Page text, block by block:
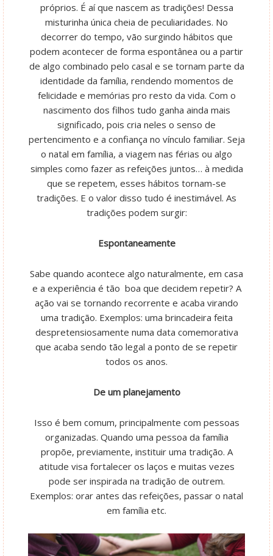
próprios. É aí que nascem as tradições! Dessa
misturinha única cheia de peculiaridades. No
decorrer do tempo, vão surgindo hábitos que
podem acontecer de forma espontânea ou a partir
de algo combinado pelo casal e se tornam parte da
identidade da família, rendendo momentos de
felicidade e memórias pro resto da vida. Com o
nascimento dos filhos tudo ganha ainda mais
significado, pois cria neles o senso de
pertencimento e a confiança no vínculo familiar. Seja
o natal em família, a viagem nas férias ou algo
simples como fazer as refeições juntos… à medida
que se repetem, esses hábitos tornam-se
tradições. E o valor disso tudo é inestimável. As
tradições podem surgir:
Espontaneamente
Sabe quando acontece algo naturalmente, em casa
e a experiência é tão boa que decidem repetir? A
ação vai se tornando recorrente e acaba virando
uma tradição. Exemplos: uma brincadeira feita
despretensiosamente numa data comemorativa
que acaba sendo tão legal a ponto de se repetir
todos os anos.
De um planejamento
Isso é bem comum, principalmente com pessoas
organizadas. Quando uma pessoa da família
propõe, previamente, instituir uma tradição. A
atitude visa fortalecer os laços e muitas vezes
pode ser inspirada na tradição de outrem.
Exemplos: orar antes das refeições, passar o natal
em família etc.